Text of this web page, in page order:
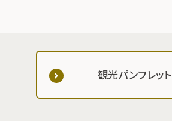
観光パンフレット